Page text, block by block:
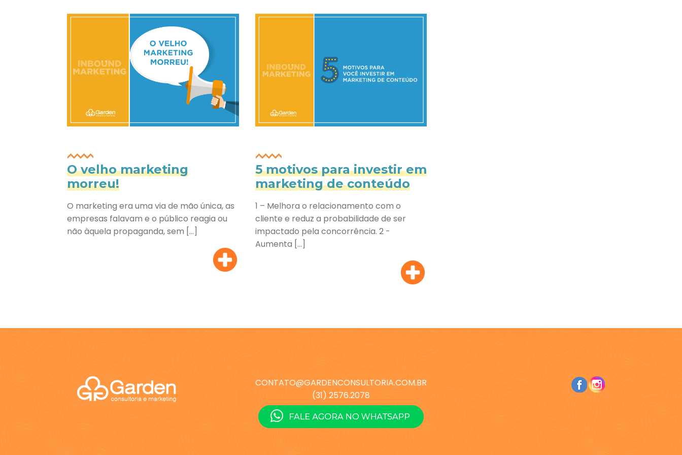
O velho marketing
morreu!
O marketing era uma via de mão única, as
empresas falavam e o público reagia ou
não àquela propaganda, sem […]
5 motivos para investir em
marketing de conteúdo
1 – Melhora o relacionamento com o
cliente e reduz a probabilidade de ser
impactado pela concorrência. 2 -
Aumenta […]
CONTATO@GARDENCONSULTORIA.COM.BR
(31) 2576.2078